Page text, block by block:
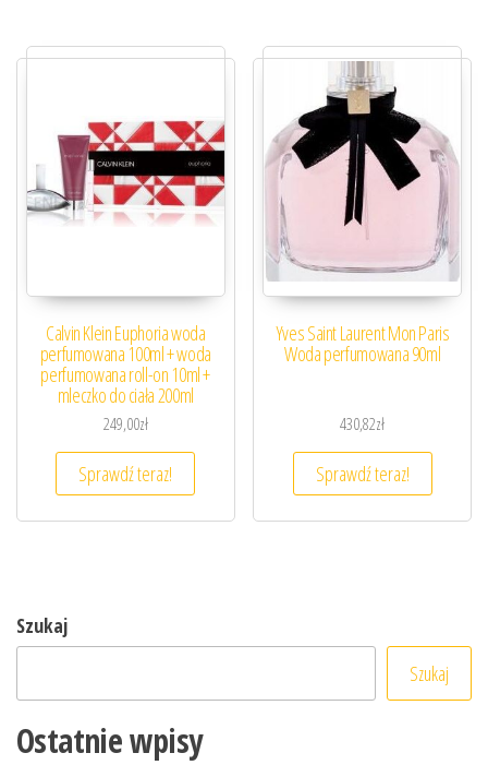
Calvin Klein Euphoria woda
perfumowana 100ml + woda
perfumowana roll-on 10ml +
mleczko do ciała 200ml
249,00zł
Sprawdź teraz!
Yves Saint Laurent Mon Paris
Woda perfumowana 90ml
430,82zł
Sprawdź teraz!
Szukaj
Szukaj
Ostatnie wpisy